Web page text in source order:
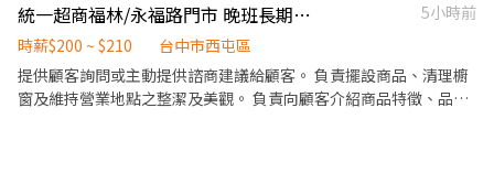
紀錄 - 🕒 班別薪資 ☀ 日班｜07:30－19:30 💰 $32,000～$35,500 🔥
配合加班最高可領5萬↑ - 🌙 夜班｜19:30－07:30 💰 $36,500～
$40,000 - 📌 排班制／變形工時 📌 加班費依勞基法另計 - 🏆 績效獎
金制度 💯 優等（100分↑）｜120%獎金 ✨ 甲等（91–100分）｜
統一超商福林/永福路門市 晚班長期工讀
5小時前
時薪$200 ~ $210
台中市西屯區
提供顧客詢問或主動提供諮商建議給顧客。 負責擺設商品、清理櫥
窗及維持營業地點之整潔及美觀。 負責向顧客介紹商品特徵、品質